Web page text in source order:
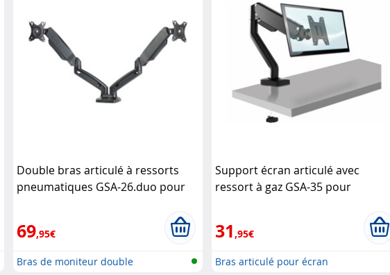
Double bras articulé à ressorts
pneumatiques GSA-26.duo pour
69,95€
Bras de moniteur double
Support écran articulé avec
ressort à gaz GSA-35 pour
31,95€
Bras articulé pour écran